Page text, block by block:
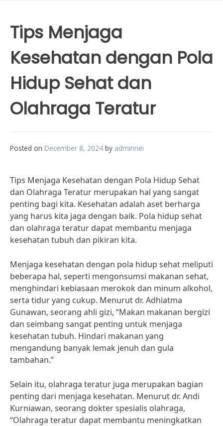
Tips Menjaga
Kesehatan dengan Pola
Hidup Sehat dan
Olahraga Teratur
Posted on December 8, 2024 by adminnei
Tips Menjaga Kesehatan dengan Pola Hidup Sehat
dan Olahraga Teratur merupakan hal yang sangat
penting bagi kita. Kesehatan adalah aset berharga
yang harus kita jaga dengan baik. Pola hidup sehat
dan olahraga teratur dapat membantu menjaga
kesehatan tubuh dan pikiran kita.
Menjaga kesehatan dengan pola hidup sehat meliputi
beberapa hal, seperti mengonsumsi makanan sehat,
menghindari kebiasaan merokok dan minum alkohol,
serta tidur yang cukup. Menurut dr. Adhiatma
Gunawan, seorang ahli gizi, “Makan makanan bergizi
dan seimbang sangat penting untuk menjaga
kesehatan tubuh. Hindari makanan yang
mengandung banyak lemak jenuh dan gula
tambahan.”
Selain itu, olahraga teratur juga merupakan bagian
penting dari menjaga kesehatan. Menurut dr. Andi
Kurniawan, seorang dokter spesialis olahraga,
“Olahraga teratur dapat membantu meningkatkan